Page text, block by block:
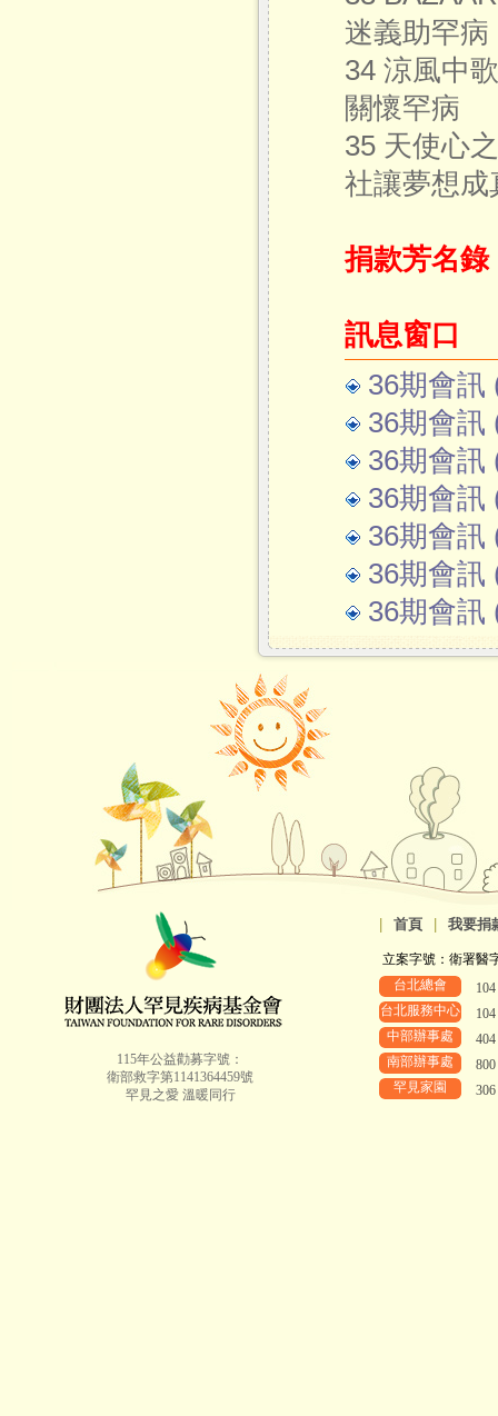
迷義助罕病
34 涼風中
關懷罕病
35 天使心
社讓夢想成
捐款芳名錄
訊息窗口
36期會訊
36期會訊
36期會訊
36期會訊
36期會訊
36期會訊
36期會訊
115年公益勸募字號：
衛部救字第1141364459號
罕見之愛 溫暖同行
首頁 我要捐
立案字號：衛署醫
台北總會
台北服務中心
中部辦事處
南部辦事處
罕見家園